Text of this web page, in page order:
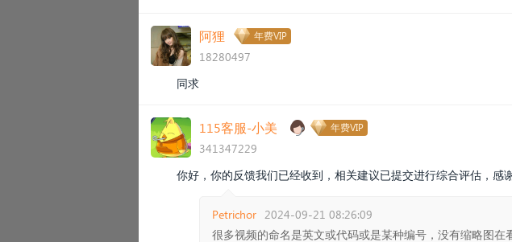
阿狸 年费VIP
18280497
同求
115客服-小美 年费VIP
341347229
你好，你的反馈我们已经收到，相关建议已提交进行综合评估，感
Petrichor 2024-09-21 08:26:09
很多视频的命名是英文或代码或是某种编号，没有缩略图